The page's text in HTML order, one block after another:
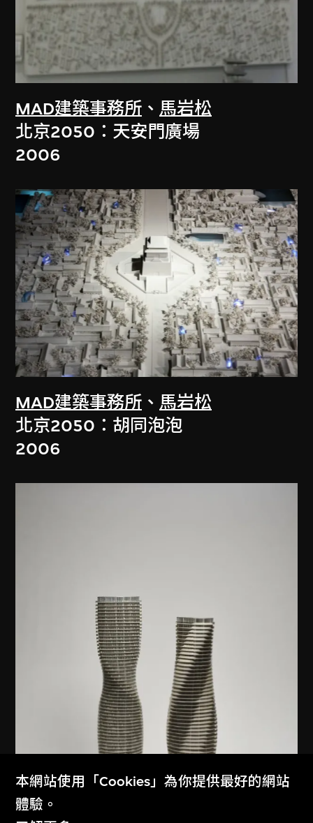
MAD建築事務所 、 馬岩松
北京2050：天安門廣場
2006
MAD建築事務所 、 馬岩松
北京2050：胡同泡泡
2006
本網站使用「Cookies」為你提供最好的網站
體驗。